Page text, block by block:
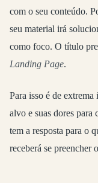
com o seu conteúdo.
seu material irá
como foco. O título
Landing Page.
Para isso é de
alvo e suas dores
tem a resposta para o
receberá se preencher